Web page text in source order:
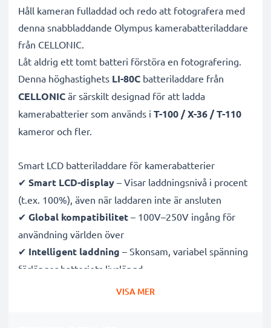
Håll kameran fulladdad och redo att fotografera med
denna snabbladdande Olympus kamerabatteriladdare
från CELLONIC.
Låt aldrig ett tomt batteri förstöra en fotografering.
Denna höghastighets LI-80C batteriladdare från
CELLONIC är särskilt designad för att ladda
kamerabatterier som används i T-100 / X-36 / T-110
kameror och fler.
Smart LCD batteriladdare för kamerabatterier
✔ Smart LCD-display – Visar laddningsnivå i procent
(t.ex. 100%), även när laddaren inte är ansluten
✔ Global kompatibilitet – 100V–250V ingång för
användning världen över
✔ Intelligent laddning – Skonsam, variabel spänning
förlänger batteriets livslängd
Certifierad säkerhet– CE- och RoHS-godkänd med
VISA MER